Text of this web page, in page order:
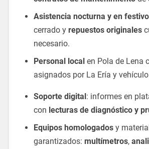
Asistencia nocturna y en
cerrado y repuestos originales
necesario.
Personal localen Pola de Lena
asignados por La Ería y
Soporte digital: informes en
con lecturas de diagnóstico y
Equipos homologadosy
garantizados: multímetros,